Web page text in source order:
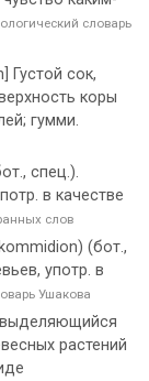
словарь
сок,
коры
гумми.
спец.).
в качестве
слов
(бот.,
употр. в
Ушакова
выделяющийся
растений